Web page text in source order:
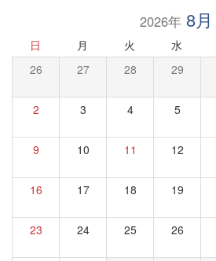
2026年8月
日 月 火 水
26 27 28 29
2 3 4 5
9 10 11 12
16 17 18 19
23 24 25 26